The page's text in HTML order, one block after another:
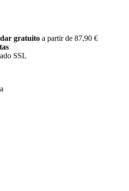
gratuito a partir de 87,90 €
SSL